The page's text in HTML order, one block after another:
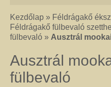
Csakra ékszer
A kézműves csakra ékszer ásványai
a népi hagyományok szerint segítik a
határozza meg, hogy melyik
használják. Ugyanez a helyzet az
Kezdőlap » Féldrágakő
Féldrágakő fülbevaló
fülbevaló » Ausztrál
Ausztrál
fülbevaló